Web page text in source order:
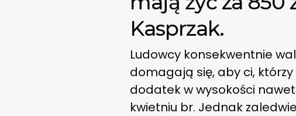
Kasprzak.
Ludowcy konsekwentnie
domagają się, aby ci,
dodatek w wysokości nawet
kwietniu br. Jednak